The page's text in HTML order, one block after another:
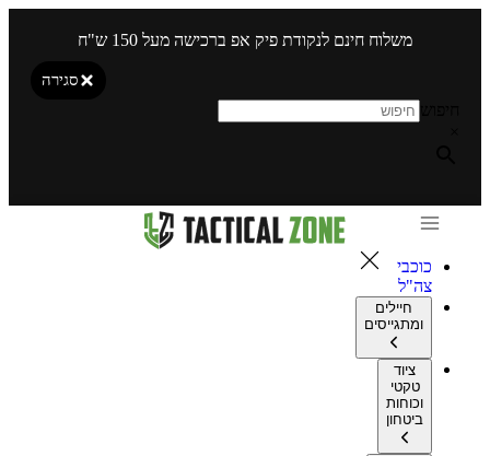
משלוח חינם לנקודת פיק אפ ברכישה מעל 150 ש"ח
סגירה
כוכבי
צה"ל
חיילים
ומתגייסים
ציוד
טקטי
וכוחות
ביטחון